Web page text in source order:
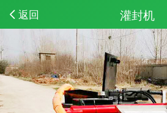
返回 灌封机